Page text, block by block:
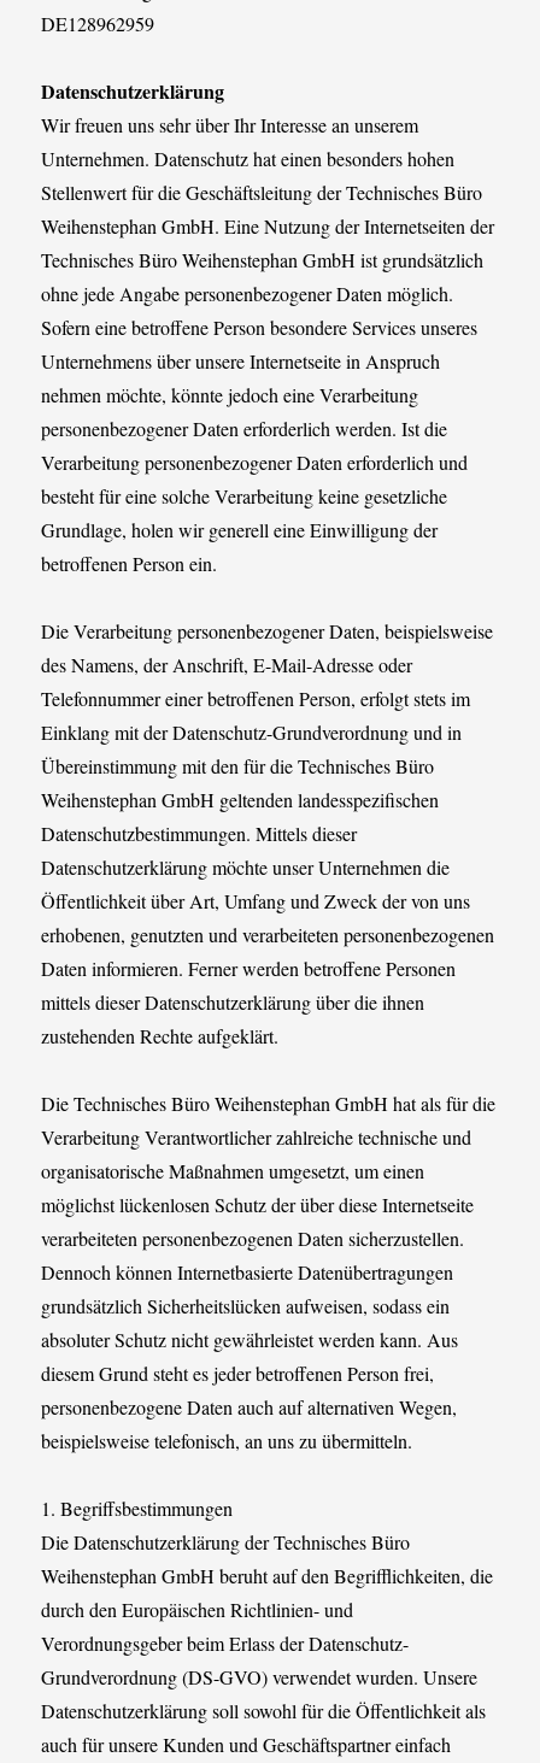
DE128962959
Datenschutzerklärung
Wir freuen uns sehr über Ihr Interesse an unserem
Unternehmen. Datenschutz hat einen besonders hohen
Stellenwert für die Geschäftsleitung der Technisches Büro
Weihenstephan GmbH. Eine Nutzung der Internetseiten der
Technisches Büro Weihenstephan GmbH ist grundsätzlich
ohne jede Angabe personenbezogener Daten möglich.
Sofern eine betroffene Person besondere Services unseres
Unternehmens über unsere Internetseite in Anspruch
nehmen möchte, könnte jedoch eine Verarbeitung
personenbezogener Daten erforderlich werden. Ist die
Verarbeitung personenbezogener Daten erforderlich und
besteht für eine solche Verarbeitung keine gesetzliche
Grundlage, holen wir generell eine Einwilligung der
betroffenen Person ein.
Die Verarbeitung personenbezogener Daten, beispielsweise
des Namens, der Anschrift, E-Mail-Adresse oder
Telefonnummer einer betroffenen Person, erfolgt stets im
Einklang mit der Datenschutz-Grundverordnung und in
Übereinstimmung mit den für die Technisches Büro
Weihenstephan GmbH geltenden landesspezifischen
Datenschutzbestimmungen. Mittels dieser
Datenschutzerklärung möchte unser Unternehmen die
Öffentlichkeit über Art, Umfang und Zweck der von uns
erhobenen, genutzten und verarbeiteten personenbezogenen
Daten informieren. Ferner werden betroffene Personen
mittels dieser Datenschutzerklärung über die ihnen
zustehenden Rechte aufgeklärt.
Die Technisches Büro Weihenstephan GmbH hat als für die
Verarbeitung Verantwortlicher zahlreiche technische und
organisatorische Maßnahmen umgesetzt, um einen
möglichst lückenlosen Schutz der über diese Internetseite
verarbeiteten personenbezogenen Daten sicherzustellen.
Dennoch können Internetbasierte Datenübertragungen
grundsätzlich Sicherheitslücken aufweisen, sodass ein
absoluter Schutz nicht gewährleistet werden kann. Aus
diesem Grund steht es jeder betroffenen Person frei,
personenbezogene Daten auch auf alternativen Wegen,
beispielsweise telefonisch, an uns zu übermitteln.
1. Begriffsbestimmungen
Die Datenschutzerklärung der Technisches Büro
Weihenstephan GmbH beruht auf den Begrifflichkeiten, die
durch den Europäischen Richtlinien- und
Verordnungsgeber beim Erlass der Datenschutz-
Grundverordnung (DS-GVO) verwendet wurden. Unsere
Datenschutzerklärung soll sowohl für die Öffentlichkeit als
auch für unsere Kunden und Geschäftspartner einfach